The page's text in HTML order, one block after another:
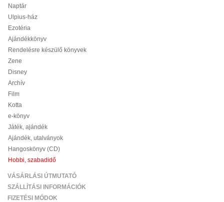
Naptár
Ulpius-ház
Ezotéria
Ajándékkönyv
Rendelésre készülő könyvek
Zene
Disney
Archív
Film
Kotta
e-könyv
Játék, ajándék
Ajándék, utalványok
Hangoskönyv (CD)
Hobbi, szabadidő
VÁSÁRLÁSI ÚTMUTATÓ
SZÁLLÍTÁSI INFORMÁCIÓK
FIZETÉSI MÓDOK